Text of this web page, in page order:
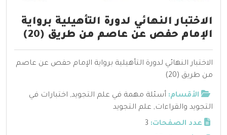
الاختبار النهائي لدورة التأهيلية برواية
الإمام حفص عن عاصم من طريق (20)
الاختبار النهائي لدورة التأهيلية برواية الإمام حفص عن عاصم
من طريق (20)
الأقسام: أسئلة مهمة في علم التجويد, اختبارات في
التجويد والقراءات, علم التجويد
عدد الصفحات: 3